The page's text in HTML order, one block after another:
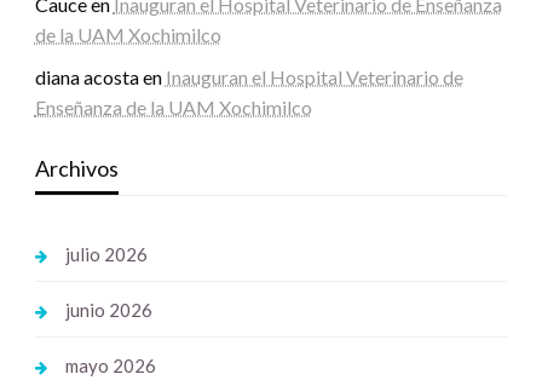
de la UAM Xochimilco
diana acostaen Inauguran el Hospital Veterinario de
Enseñanza de la UAM Xochimilco
Archivos
julio 2026
junio 2026
mayo 2026